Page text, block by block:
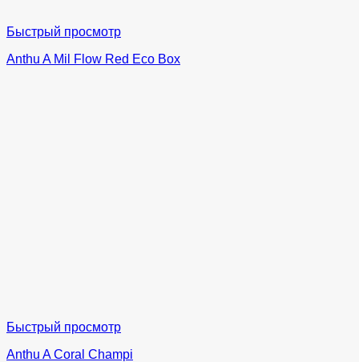
Быстрый просмотр
Anthu A Mil Flow Red Eco Box
Быстрый просмотр
Anthu A Coral Champi